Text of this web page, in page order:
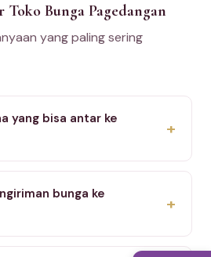
Toko Bunga Pagedangan
yang paling sering
yang bisa antar ke
+
bunga ke
+